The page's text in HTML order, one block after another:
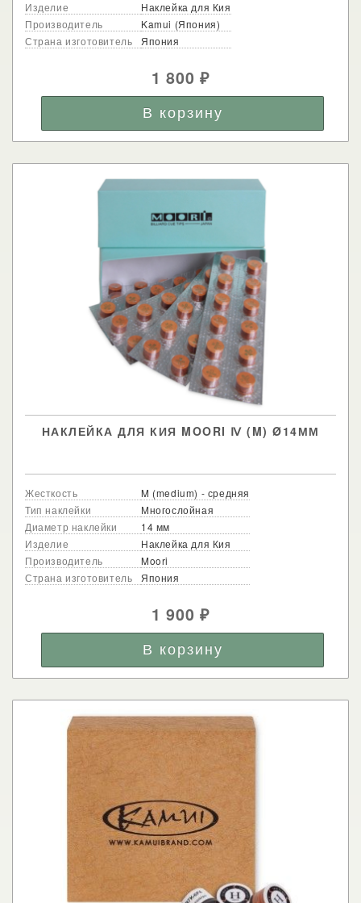
Изделие
Наклейка для Кия
Производитель
Kamui (Япония)
Страна изготовитель
Япония
1 800₽
НАКЛЕЙКА ДЛЯ КИЯ MOORI Ⅳ (M) Ø14ММ
Жесткость
M (medium) - средняя
Тип наклейки
Многослойная
Диаметр наклейки
14 мм
Изделие
Наклейка для Кия
Производитель
Moori
Страна изготовитель
Япония
1 900₽